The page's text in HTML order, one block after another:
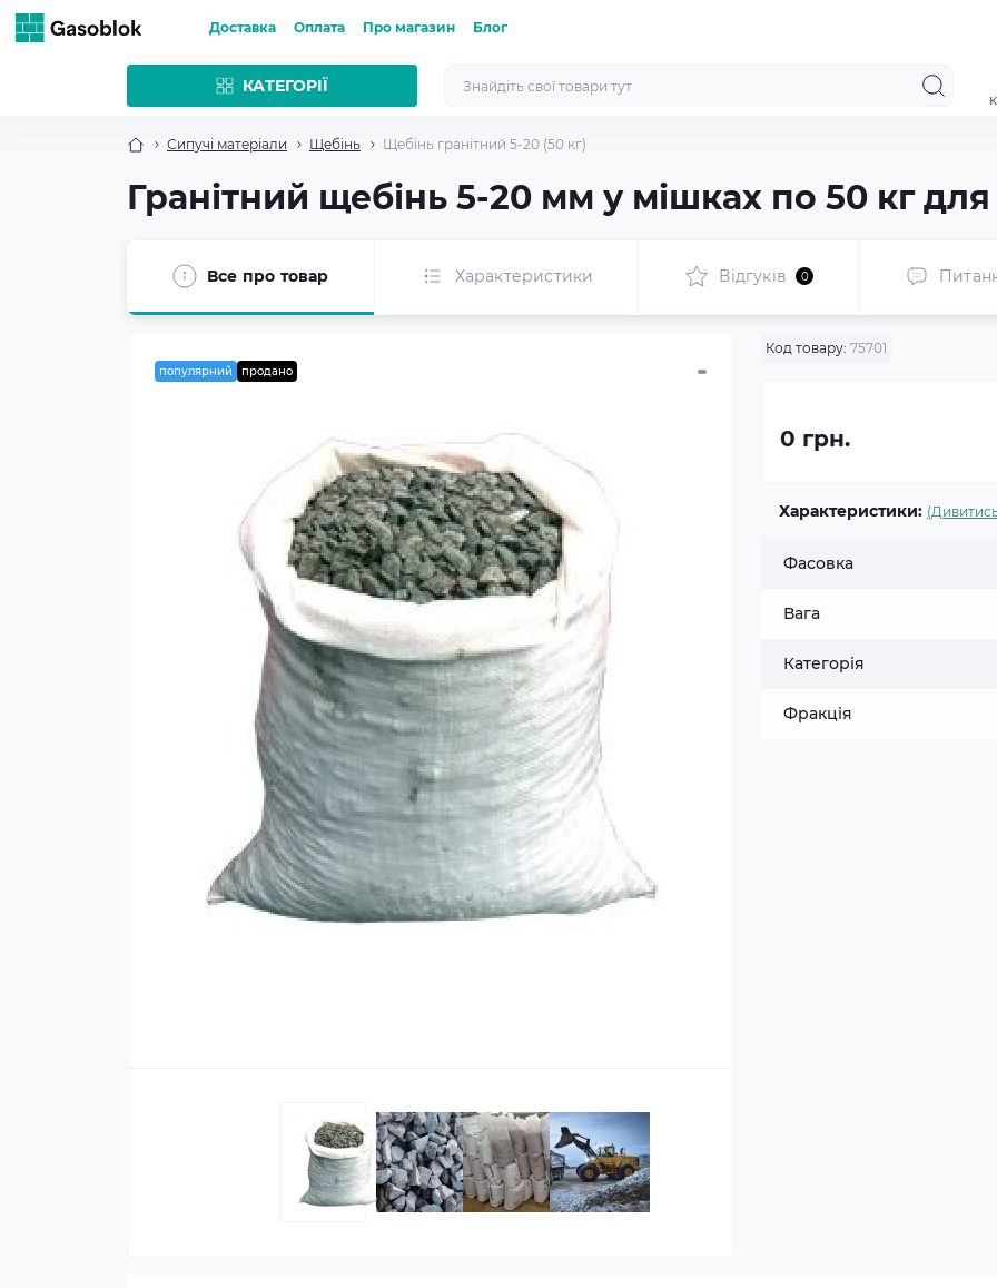
Доставка Оплата Про магазин Блог
КАТЕГОРІЇ
Сипучі матеріали Щебінь Щебінь гранітний 5-20 (50 кг)
Гранітний щебінь 5-20 мм у мішках по 50 кг
Все про товар Характеристики Відгуків 0
популярний продано
Код товару: 75701
0 грн.
Характеристики:
Фасовка
Вага
Категорія
Фракція